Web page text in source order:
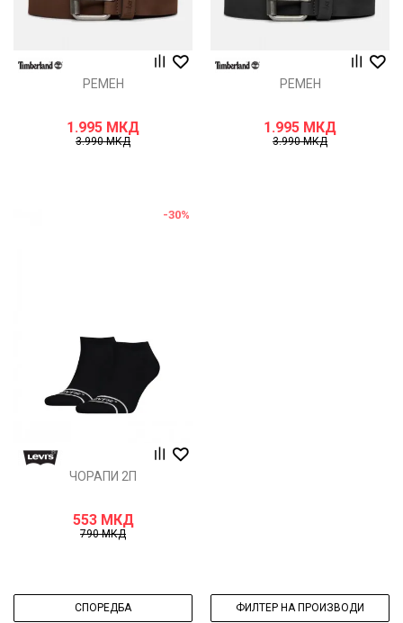
РЕМЕН
1.995 МКД
3.990МКД
РЕМЕН
1.995 МКД
3.990МКД
-30%
ЧОРАПИ 2П
553 МКД
790МКД
СПОРЕДБА ФИЛТЕР НА ПРОИЗВОДИ